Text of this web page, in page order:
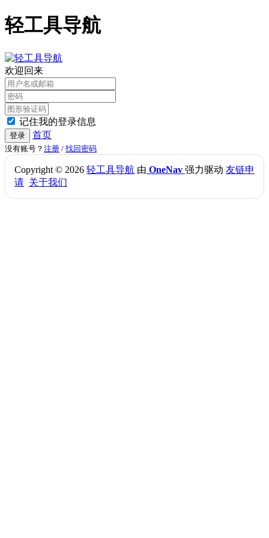
轻工具导航
欢迎回来
记住我的登录信息
登录 首页
没有账号？ 注册 / 找回密码
Copyright © 2026 轻工具导航 由 OneNav 强力驱动 友链申
请 关于我们